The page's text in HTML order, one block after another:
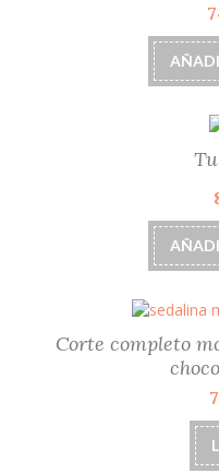
Corte completo